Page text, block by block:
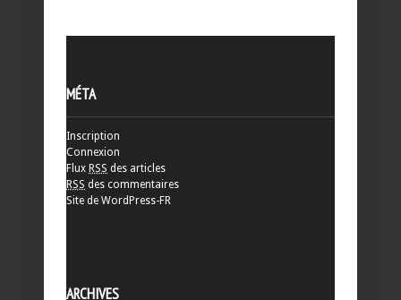
MÉTA
Inscription
Connexion
Flux RSS des articles
RSS des commentaires
Site de WordPress-FR
ARCHIVES